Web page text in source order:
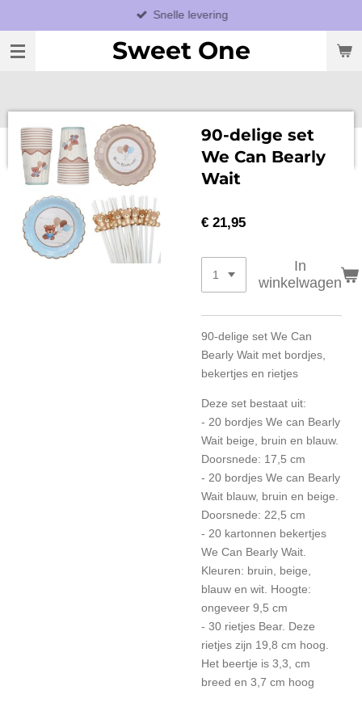
direct
naar
Sweet One
Snelle levering
90-delige set
We Can Bearly
Wait
€ 21,95
In
winkelwagen
90-delige set We Can
Bearly Wait met bordjes,
bekertjes en rietjes
Deze set bestaat uit:
- 20 bordjes We can Bearly
Wait beige, bruin en blauw.
Doorsnede: 17,5 cm
- 20 bordjes We can Bearly
Wait blauw, bruin en beige.
Doorsnede: 22,5 cm
- 20 kartonnen bekertjes
We Can Bearly Wait.
Kleuren: bruin, beige,
blauw en wit. Hoogte:
ongeveer 9,5 cm
- 30 rietjes Bear. Deze
rietjes zijn 19,8 cm hoog.
Het beertje is 3,3, cm
breed en 3,7 cm hoog